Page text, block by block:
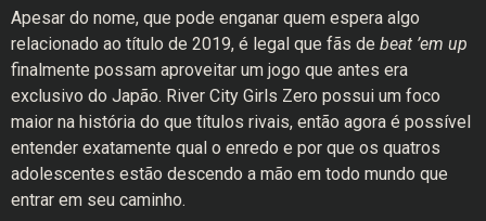
Apesar do nome, que pode enganar quem espera algo
relacionado ao título de 2019, é legal que fãs de beat ’em up
finalmente possam aproveitar um jogo que antes era
exclusivo do Japão. River City Girls Zero possui um foco
maior na história do que títulos rivais, então agora é possível
entender exatamente qual o enredo e por que os quatros
adolescentes estão descendo a mão em todo mundo que
entrar em seu caminho.